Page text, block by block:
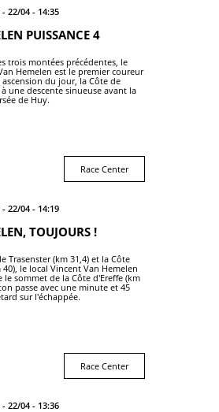
- 22/04 - 14:35
PUISSANCE 4
trois montées précédentes, le
Hemelen est le premier coureur
du jour, la Côte de
à une descente sinueuse avant la
de Huy.
Race Center
- 22/04 - 14:19
TOUJOURS !
Trasenster (km 31,4) et la Côte
40), le local Vincent Van Hemelen
sommet de la Côte d'Ereffe (km
passe avec une minute et 45
sur l'échappée.
Race Center
- 22/04 - 13:36